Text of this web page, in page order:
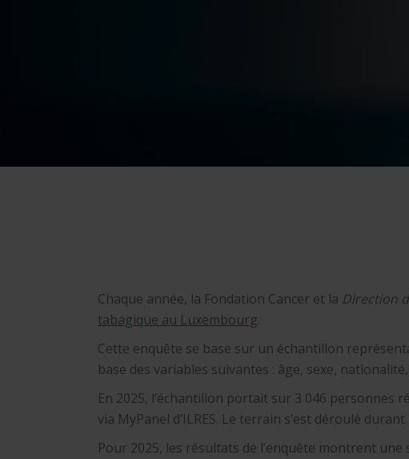
Chaque année, la Fondation Cancer et la Direction
tabagique au Luxembourg.
Cette enquête se base sur un échantillon
base des variables suivantes : âge, sexe,
En 2025, l’échantillon portait sur 3 046 personnes
via MyPanel d’ILRES. Le terrain s’est déroulé durant
Pour 2025, les résultats de l’enquête montrent